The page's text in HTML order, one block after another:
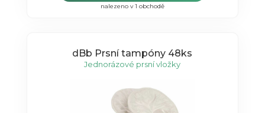
nalezeno v 1 obchodě
dBb Prsní tampóny 48ks
Jednorázové prsní vložky